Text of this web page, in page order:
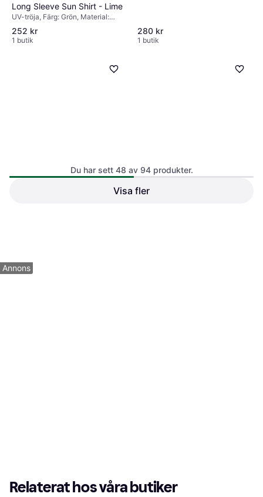
Long Sleeve Sun Shirt - Lime
UV-tröja, Färg: Grön, Material:
Polyester, Elastan/Lycra/Spandex,
Mönster: Enfärgad
252 kr
1 butik
280 kr
1 butik
Du har sett 48 av 94 produkter.
Visa fler
Annons
Relaterat hos våra butiker